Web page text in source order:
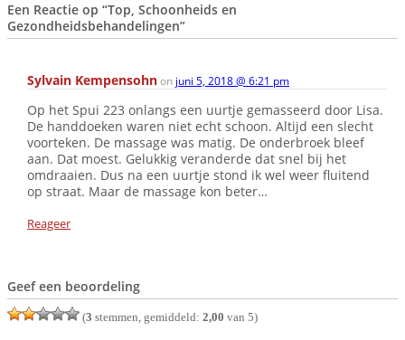
Een Reactie op “Top, Schoonheids en
Gezondheidsbehandelingen”
Sylvain Kempensohnon juni 5, 2018 @ 6:21 pm
Op het Spui 223 onlangs een uurtje gemasseerd door Lisa.
De handdoeken waren niet echt schoon. Altijd een slecht
voorteken. De massage was matig. De onderbroek bleef
aan. Dat moest. Gelukkig veranderde dat snel bij het
omdraaien. Dus na een uurtje stond ik wel weer fluitend
op straat. Maar de massage kon beter…
Reageer
Geef een beoordeling
(3 stemmen, gemiddeld: 2,00 van 5)